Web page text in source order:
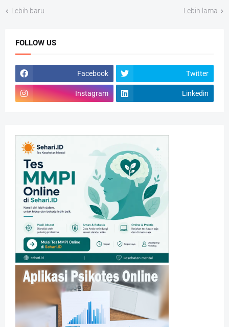
Lebih baru Lebih lama
FOLLOW US
Facebook Twitter
Instagram Linkedin